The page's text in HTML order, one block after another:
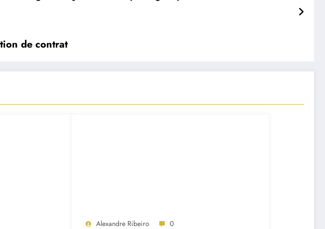
de contrat
Alexandre Ribeiro 0